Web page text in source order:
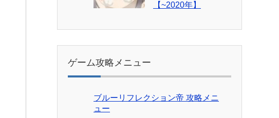
【~2020年】
ゲーム攻略メニュー
ブルーリフレクション帝 攻略メニ
ュー